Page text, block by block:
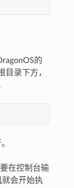
的
目录下方，
在控制台输
会开始执